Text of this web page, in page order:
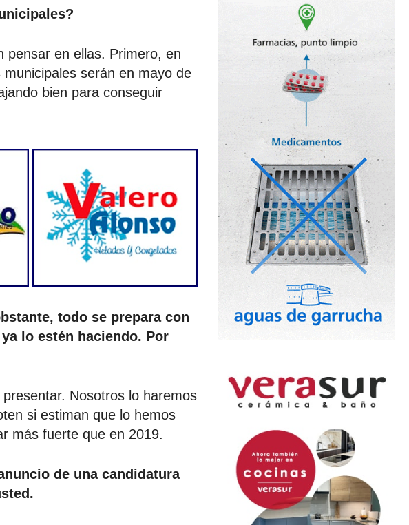
pensar en ellas. Primero, en
serán en mayo de
bien para conseguir
todo se prepara con
lo estén haciendo. Por
Nosotros lo haremos
si estiman que lo hemos
más fuerte que en 2019.
de una candidatura